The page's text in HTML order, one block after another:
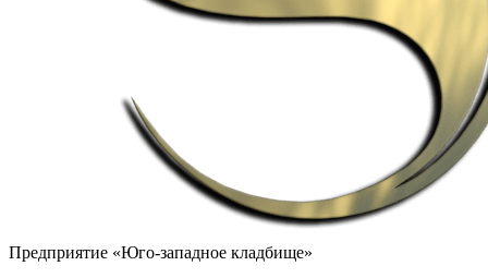
Предприятие «Юго-западное кладбище»